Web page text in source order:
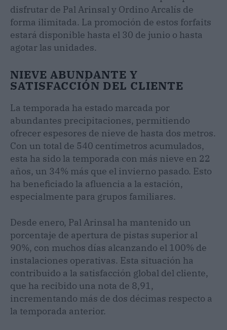
disfrutar de Pal Arinsal y Ordino Arcalís de
forma ilimitada. La promoción de estos forfaits
estará disponible hasta el 30 de junio o hasta
agotar las unidades.
NIEVE ABUNDANTE Y
SATISFACCIÓN DEL CLIENTE
La temporada ha estado marcada por
abundantes precipitaciones, permitiendo
ofrecer espesores de nieve de hasta dos metros.
Con un total de 540 centímetros acumulados,
esta ha sido la temporada con más nieve en 22
años, un 34% más que el invierno pasado. Esto
ha beneficiado la afluencia a la estación,
especialmente para grupos familiares.
Desde enero, Pal Arinsal ha mantenido un
porcentaje de apertura de pistas superior al
90%, con muchos días alcanzando el 100% de
instalaciones operativas. Esta situación ha
contribuido a la satisfacción global del cliente,
que ha recibido una nota de 8,91,
incrementando más de dos décimas respecto a
la temporada anterior.